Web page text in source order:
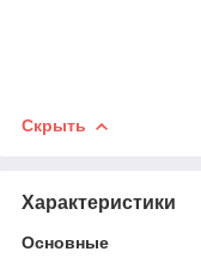
Скрыть
Характеристики
Основные